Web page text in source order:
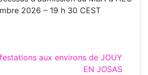
2026 – 19 h 30 CEST
aux environs de JOUY
EN JOSAS